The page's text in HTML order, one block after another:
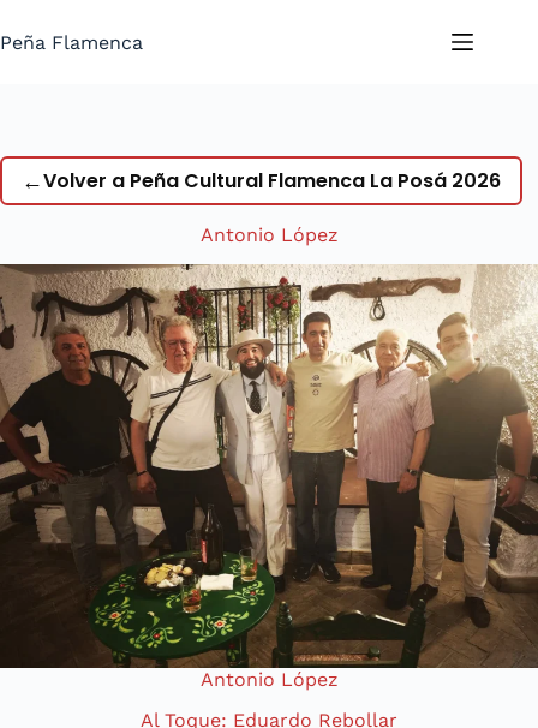
al
Peña Flamenca
←Volver a Peña Cultural Flamenca La Posá 2026
Antonio López
Antonio López
Al Toque: Eduardo Rebollar